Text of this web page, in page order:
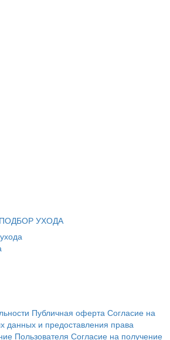
ПОДБОР УХОДА
Публичная оферта Согласие на
данных и предоставления права
Пользователя Согласие на получение